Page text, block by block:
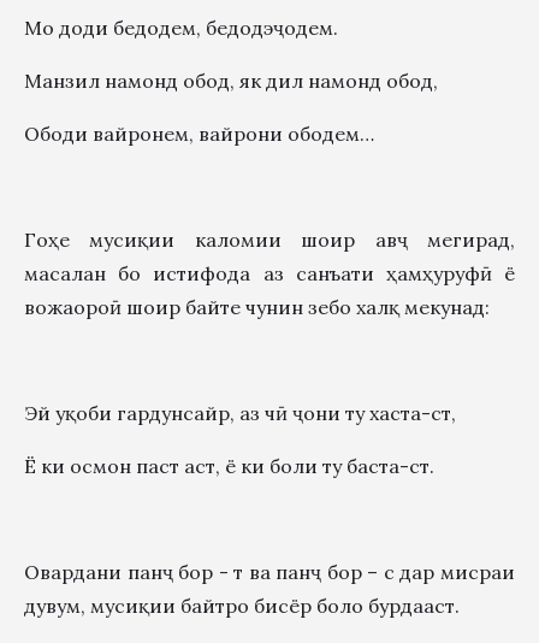
Мо доди бедодем, бедодэҷодем.
Манзил намонд обод, як дил намонд обод,
Ободи вайронем, вайрони ободем…
Гоҳе мусиқии каломии шоир авҷ мегирад,
масалан бо истифода аз санъати ҳамҳуруфӣ ё
вожаороӣ шоир байте чунин зебо халқ мекунад:
Эй уқоби гардунсайр, аз чӣ ҷони ту хаста-ст,
Ё ки осмон паст аст, ё ки боли ту баста-ст.
Овардани панҷ бор - т ва панҷ бор – с дар мисраи
дувум, мусиқии байтро бисёр боло бурдааст.